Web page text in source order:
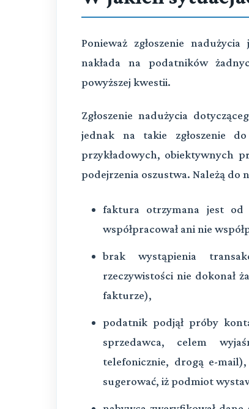
Ponieważ zgłoszenie
nakłada na podatników
powyższej kwestii.
Zgłoszenie nadużycia
jednak na takie zgłoszenie
przykładowych, obiektywnych
podejrzenia oszustwa. Należą do
faktura otrzymana jest
współpracował ani nie
brak wystąpienia
rzeczywistości nie dokonał
fakturze),
podatnik podjął próby
sprzedawca, celem
telefonicznie, drogą e-
sugerować, iż podmiot